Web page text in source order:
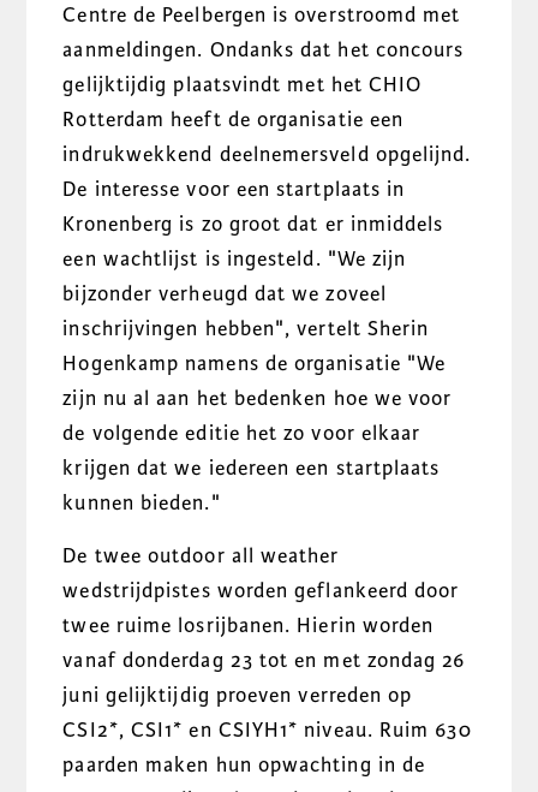
Centre de Peelbergen is overstroomd met
aanmeldingen. Ondanks dat het concours
gelijktijdig plaatsvindt met het CHIO
Rotterdam heeft de organisatie een
indrukwekkend deelnemersveld opgelijnd.
De interesse voor een startplaats in
Kronenberg is zo groot dat er inmiddels
een wachtlijst is ingesteld. "We zijn
bijzonder verheugd dat we zoveel
inschrijvingen hebben", vertelt Sherin
Hogenkamp namens de organisatie "We
zijn nu al aan het bedenken hoe we voor
de volgende editie het zo voor elkaar
krijgen dat we iedereen een startplaats
kunnen bieden."
De twee outdoor all weather
wedstrijdpistes worden geflankeerd door
twee ruime losrijbanen. Hierin worden
vanaf donderdag 23 tot en met zondag 26
juni gelijktijdig proeven verreden op
CSI2*, CSI1* en CSIYH1* niveau. Ruim 630
paarden maken hun opwachting in de